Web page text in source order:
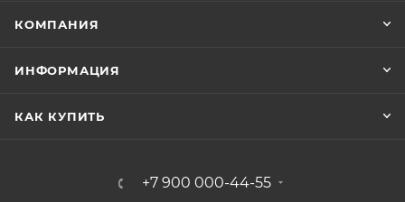
КОМПАНИЯ
ИНФОРМАЦИЯ
КАК КУПИТЬ
+7 900 000-44-55